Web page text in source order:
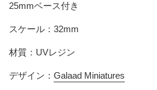
25mmベース付き
スケール：32mm
材質：UVレジン
デザイン： Galaad Miniatures